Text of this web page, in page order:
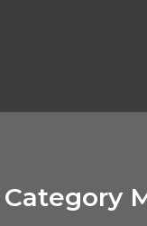
Category